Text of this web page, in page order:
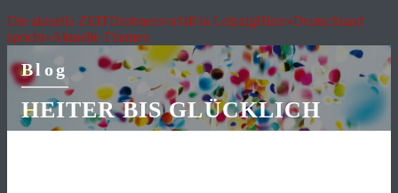
Die aktuelle ZEITDrohnenvorfall in LeipzigHitze»Deutschland
spricht«Aktuelle Themen
Blog
HEITER BIS GLÜCKLICH